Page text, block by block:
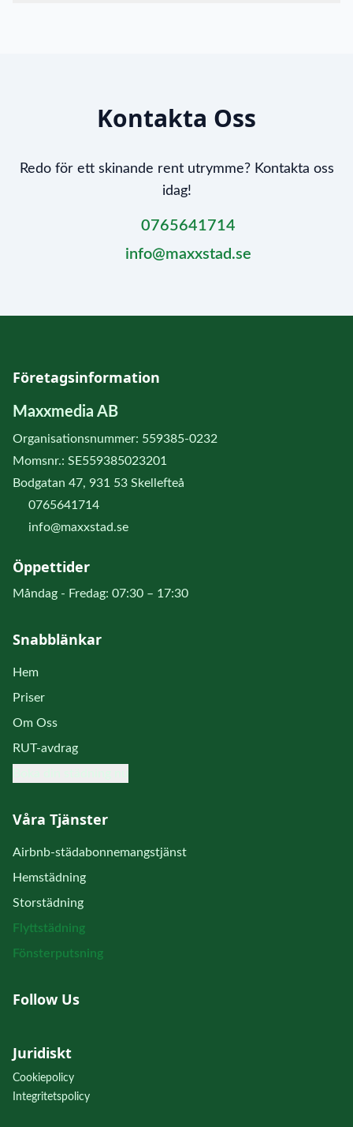
Kontakta Oss
Redo för ett skinande rent utrymme? Kontakta oss
idag!
0765641714
info@maxxstad.se
Företagsinformation
Maxxmedia AB
Organisationsnummer: 559385-0232
Momsnr.: SE559385023201
Bodgatan 47, 931 53 Skellefteå
0765641714
info@maxxstad.se
Öppettider
Måndag - Fredag: 07:30 – 17:30
Snabblänkar
Hem
Priser
Om Oss
RUT-avdrag
Våra Tjänster
Airbnb-städabonnemangstjänst
Hemstädning
Storstädning
Flyttstädning
Fönsterputsning
Follow Us
Juridiskt
Cookiepolicy
Integritetspolicy